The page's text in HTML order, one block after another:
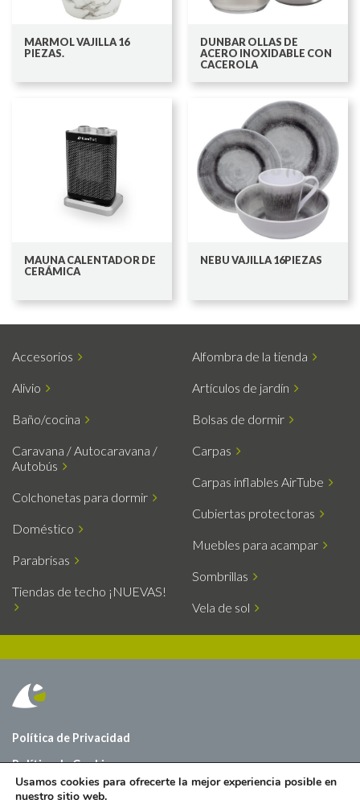
MARMOL VAJILLA 16
PIEZAS.
DUNBAR OLLAS DE
ACERO INOXIDABLE CON
CACEROLA
MAUNA CALENTADOR DE
CERÁMICA
NEBU VAJILLA 16PIEZAS
Accesorios Alfombra de la tienda
Alivio Artículos de jardín
Baño/cocina Bolsas de dormir
Caravana / Autocaravana /
Autobús
Carpas
Carpas inflables AirTube
Colchonetas para dormir
Cubiertas protectoras
Doméstico
Muebles para acampar
Parabrisas
Sombrillas
Tiendas de techo ¡NUEVAS!
Vela de sol
Política de Privacidad
Política de Cookies
Sobre nosotros
Usamos cookies para ofrecerte la mejor experiencia posible en
nuestro sitio web.